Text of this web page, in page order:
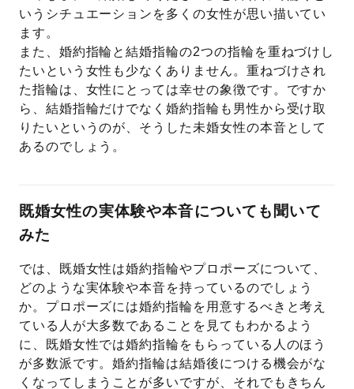
いうシチュエーションを多くの女性が思い描いてい
ます。
また、婚約指輪と結婚指輪の2つの指輪を重ねづけし
たいという女性も少なくありません。重ねづけされ
た指輪は、女性にとっては幸せの象徴です。ですか
ら、結婚指輪だけでなく婚約指輪も男性から受け取
りたいというのが、そうした未婚女性の本音として
あるのでしょう。
既婚女性の実体験や本音についても聞いて
みた
では、既婚女性は婚約指輪やプロポーズについて、
どのような実体験や本音を持っているのでしょう
か。プロポーズには婚約指輪を用意するべきと考え
ている人が大多数であることを見てもわかるよう
に、既婚女性では婚約指輪をもらっている人のほう
が多数派です。婚約指輪は結婚後につける機会がな
くなってしまうことが多いですが、それでもきちん